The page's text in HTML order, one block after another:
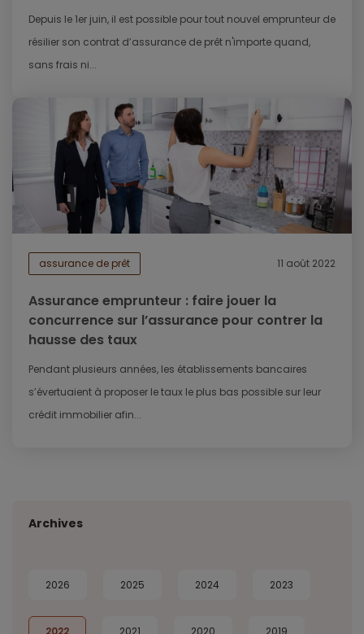
Depuis le 1er juin, il est possible pour tout nouvel emprunteur de
résilier son contrat d’assurance de prêt n'importe quand,
sans frais ni...
assurance de prêt 11 août 2022
Assurance emprunteur : faire jouer la
concurrence sur l’assurance pour contrer la
hausse des taux
Pendant plusieurs années, les établissements bancaires
s’évertuaient à proposer le taux le plus bas possible sur leur
crédit immobilier afin...
Archives
2026 2025 2024 2023
2022 2021 2020 2019